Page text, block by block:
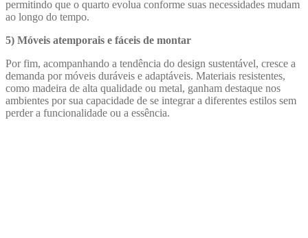
permitindo que o quarto evolua conforme suas necessidades mudam
ao longo do tempo.
5) Móveis atemporais e fáceis de montar
Por fim, acompanhando a tendência do design sustentável, cresce a
demanda por móveis duráveis e adaptáveis. Materiais resistentes,
como madeira de alta qualidade ou metal, ganham destaque nos
ambientes por sua capacidade de se integrar a diferentes estilos sem
perder a funcionalidade ou a essência.